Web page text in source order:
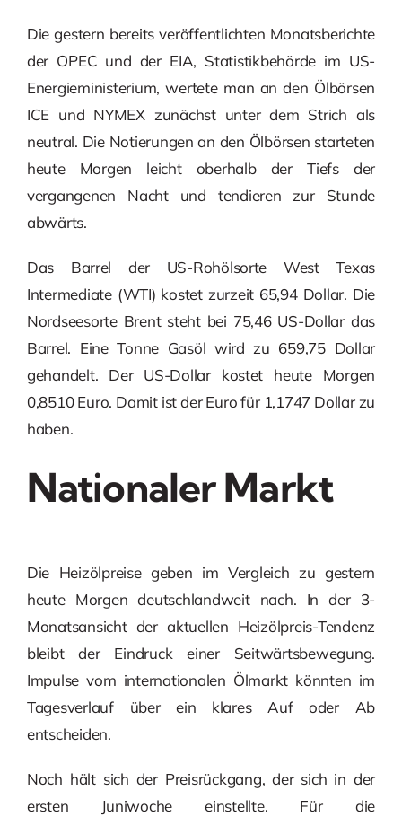
Die gestern bereits veröffentlichten Monatsberichte
der OPEC und der EIA, Statistikbehörde im US-
Energieministerium, wertete man an den Ölbörsen
ICE und NYMEX zunächst unter dem Strich als
neutral. Die Notierungen an den Ölbörsen starteten
heute Morgen leicht oberhalb der Tiefs der
vergangenen Nacht und tendieren zur Stunde
abwärts.
Das Barrel der US-Rohölsorte West Texas
Intermediate (WTI) kostet zurzeit 65,94 Dollar. Die
Nordseesorte Brent steht bei 75,46 US-Dollar das
Barrel. Eine Tonne Gasöl wird zu 659,75 Dollar
gehandelt. Der US-Dollar kostet heute Morgen
0,8510 Euro. Damit ist der Euro für 1,1747 Dollar zu
haben.
Nationaler Markt
Die Heizölpreise geben im Vergleich zu gestern
heute Morgen deutschlandweit nach. In der 3-
Monatsansicht der aktuellen Heizölpreis-Tendenz
bleibt der Eindruck einer Seitwärtsbewegung.
Impulse vom internationalen Ölmarkt könnten im
Tagesverlauf über ein klares Auf oder Ab
entscheiden.
Noch hält sich der Preisrückgang, der sich in der
ersten Juniwoche einstellte. Für die